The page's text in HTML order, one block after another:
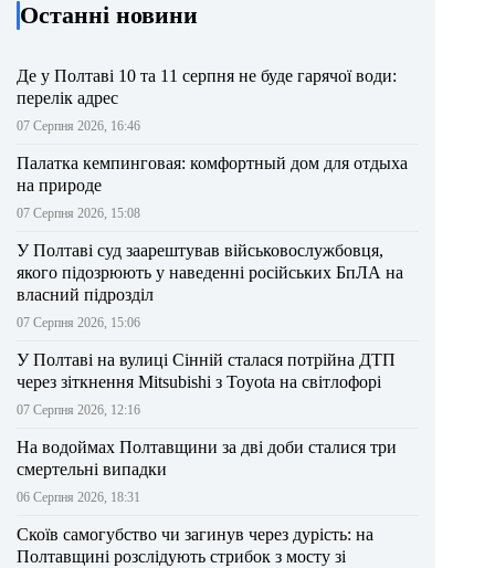
Останні новини
Де у Полтаві 10 та 11 серпня не буде гарячої води:
перелік адрес
07 Серпня 2026, 16:46
Палатка кемпинговая: комфортный дом для отдыха
на природе
07 Серпня 2026, 15:08
У Полтаві суд заарештував військовослужбовця,
якого підозрюють у наведенні російських БпЛА на
власний підрозділ
07 Серпня 2026, 15:06
У Полтаві на вулиці Сінній сталася потрійна ДТП
через зіткнення Mitsubishi з Toyota на світлофорі
07 Серпня 2026, 12:16
На водоймах Полтавщини за дві доби сталися три
смертельні випадки
06 Серпня 2026, 18:31
Скоїв самогубство чи загинув через дурість: на
Полтавщині розслідують стрибок з мосту зі